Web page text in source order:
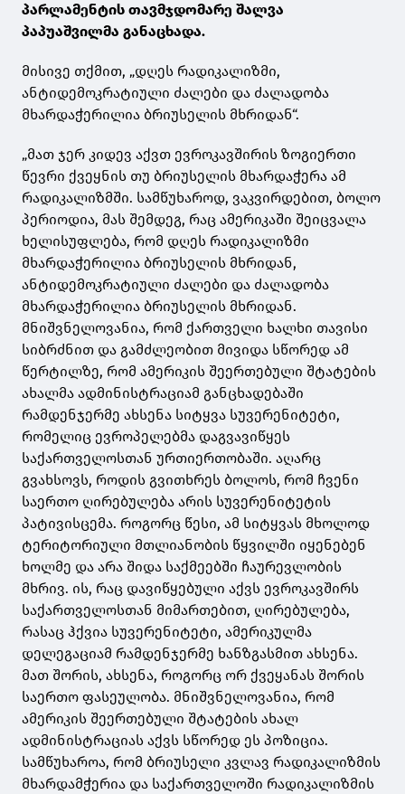
პარლამენტის თავმჯდომარე შალვა
პაპუაშვილმა განაცხადა.
მისივე თქმით, „დღეს რადიკალიზმი,
ანტიდემოკრატიული ძალები და ძალადობა
მხარდაჭერილია ბრიუსელის მხრიდან“.
„მათ ჯერ კიდევ აქვთ ევროკავშირის ზოგიერთი
წევრი ქვეყნის თუ ბრიუსელის მხარდაჭერა ამ
რადიკალიზმში. სამწუხაროდ, ვაკვირდებით, ბოლო
პერიოდია, მას შემდეგ, რაც ამერიკაში შეიცვალა
ხელისუფლება, რომ დღეს რადიკალიზმი
მხარდაჭერილია ბრიუსელის მხრიდან,
ანტიდემოკრატიული ძალები და ძალადობა
მხარდაჭერილია ბრიუსელის მხრიდან.
მნიშვნელოვანია, რომ ქართველი ხალხი თავისი
სიბრძნით და გამძლეობით მივიდა სწორედ ამ
წერტილზე, რომ ამერიკის შეერთებული შტატების
ახალმა ადმინისტრაციამ განცხადებაში
რამდენჯერმე ახსენა სიტყვა სუვერენიტეტი,
რომელიც ევროპელებმა დაგვავიწყეს
საქართველოსთან ურთიერთობაში. აღარც
გვახსოვს, როდის გვითხრეს ბოლოს, რომ ჩვენი
საერთო ღირებულება არის სუვერენიტეტის
პატივისცემა. როგორც წესი, ამ სიტყვას მხოლოდ
ტერიტორიული მთლიანობის წყვილში იყენებენ
ხოლმე და არა შიდა საქმეებში ჩაურევლობის
მხრივ. ის, რაც დავიწყებული აქვს ევროკავშირს
საქართველოსთან მიმართებით, ღირებულება,
რასაც ჰქვია სუვერენიტეტი, ამერიკულმა
დელეგაციამ რამდენჯერმე ხანზგასმით ახსენა.
მათ შორის, ახსენა, როგორც ორ ქვეყანას შორის
საერთო ფასეულობა. მნიშვნელოვანია, რომ
ამერიკის შეერთებული შტატების ახალ
ადმინისტრაციას აქვს სწორედ ეს პოზიცია.
სამწუხაროა, რომ ბრიუსელი კვლავ რადიკალიზმის
მხარდამჭერია და საქართველოში რადიკალიზმის